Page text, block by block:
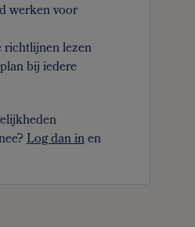
werken voor
lezen
bij iedere
Log dan inen